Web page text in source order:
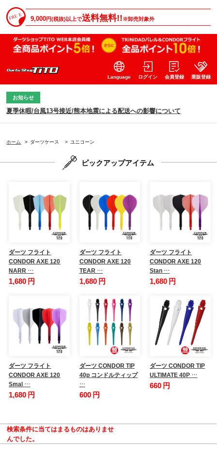
9,000円(税抜)以上で送料無料!!※卸売対象外
Language ログイン 会員登録 業販登録
お知らせ
夏季休暇/台風13号接近/熊本地震による配送への影響について
ホーム > ダーツケース > ユニコーン
ピックアップアイテム
ダーツ フライト
CONDOR AXE 120
NARR …
1,680 円
ダーツ フライト
CONDOR AXE 120
TEAR …
1,680 円
ダーツ フライト
CONDOR AXE 120
Stan …
1,680 円
ダーツ フライト
CONDOR AXE 120
Smal …
1,680 円
ダーツ CONDOR TIP
40p コンドルティップ
…
600 円
ダーツ CONDOR TIP
ULTIMATE 40P …
660 円
検索条件に当てはまるものはありませ
んでした。